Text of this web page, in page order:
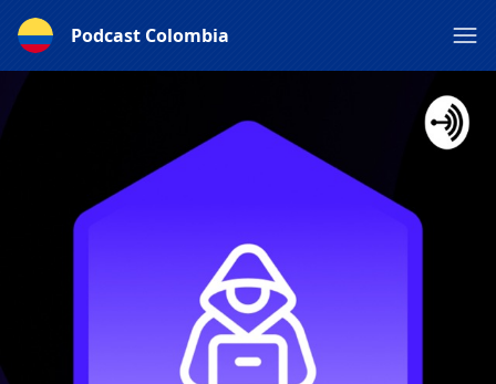
Podcast Colombia